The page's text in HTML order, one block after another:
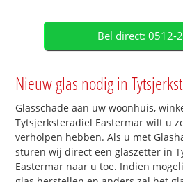
Bel direct: 0512-
Nieuw glas nodig in
Glasschade aan uw woonhuis,
Tytsjerksteradiel Eastermar wilt u
verholpen hebben. Als u met
sturen wij direct een glaszetter in
Eastermar naar u toe. Indien